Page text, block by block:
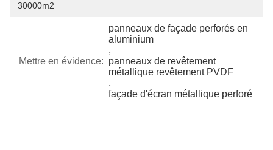
30000m2
Mettre en évidence:
panneaux de façade perforés en
aluminium
,
panneaux de revêtement
métallique revêtement PVDF
,
façade d'écran métallique perforé